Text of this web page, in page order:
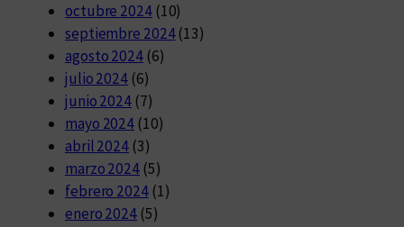
octubre 2024(10)
septiembre 2024(13)
agosto 2024(6)
julio 2024 (6)
junio 2024 (7)
mayo 2024 (10)
abril 2024 (3)
marzo 2024 (5)
febrero 2024(1)
enero 2024 (5)